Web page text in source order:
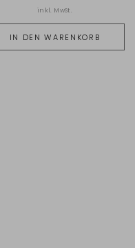
IN DEN WARENKORB
inkl. MwSt.